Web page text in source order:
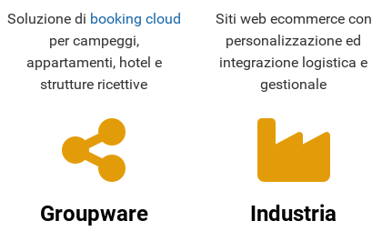
Soluzione di booking cloud
per campeggi,
appartamenti, hotel e
strutture ricettive
Siti web ecommerce con
personalizzazione ed
integrazione logistica e
gestionale
Groupware Industria